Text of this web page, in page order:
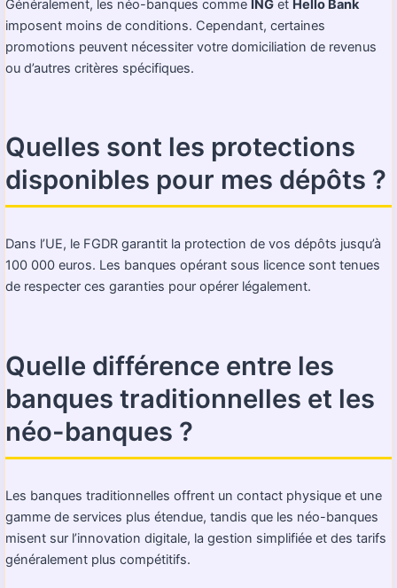
Généralement, les néo-banques comme ING et Hello Bank
imposent moins de conditions. Cependant, certaines
promotions peuvent nécessiter votre domiciliation de revenus
ou d’autres critères spécifiques.
Quelles sont les protections
disponibles pour mes dépôts ?
Dans l’UE, le FGDR garantit la protection de vos dépôts jusqu’à
100 000 euros. Les banques opérant sous licence sont tenues
de respecter ces garanties pour opérer légalement.
Quelle différence entre les
banques traditionnelles et les
néo-banques ?
Les banques traditionnelles offrent un contact physique et une
gamme de services plus étendue, tandis que les néo-banques
misent sur l’innovation digitale, la gestion simplifiée et des tarifs
généralement plus compétitifs.